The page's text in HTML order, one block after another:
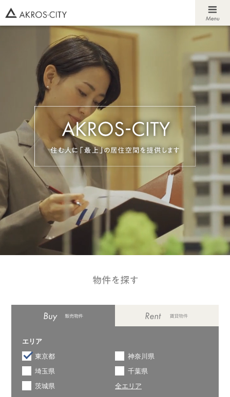
エリア
東京都
神奈川県
埼玉県
千葉県
茨城県
全エリア